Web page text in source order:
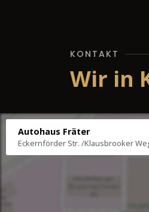
KONTAKT
Wir in
Autohaus Fräter
Eckernförder Str. /Klausbrooker